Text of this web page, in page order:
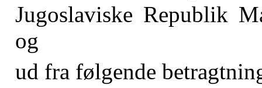
Jugoslaviske Republik
og
ud fra følgende